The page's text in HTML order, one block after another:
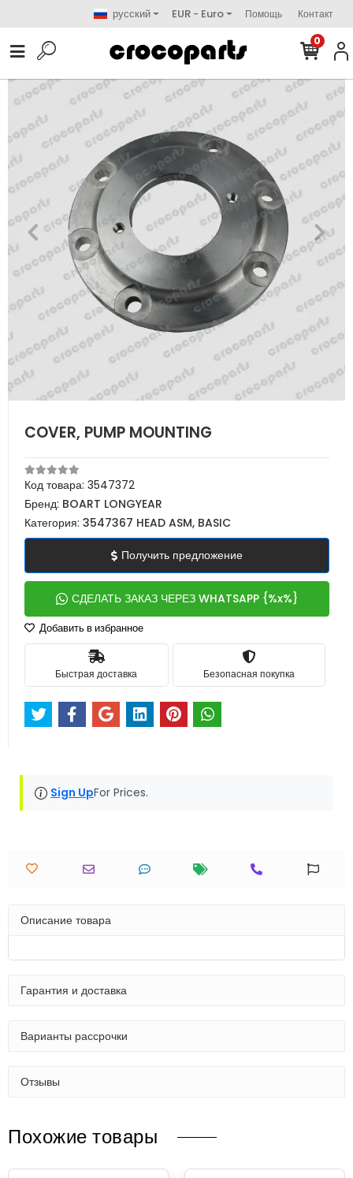
русский EUR - Euro Помощь Контакт
0
COVER, PUMP MOUNTING
Код товара: 3547372
Бренд: BOART LONGYEAR
Категория: 3547367 HEAD ASM, BASIC
Получить предложение
СДЕЛАТЬ ЗАКАЗ ЧЕРЕЗ WHATSAPP {%x%}
Добавить в избранное
Быстрая доставка Безопасная покупка
Sign UpFor Prices.
Описание товара
Гарантия и доставка
Варианты рассрочки
Отзывы
Похожие товары